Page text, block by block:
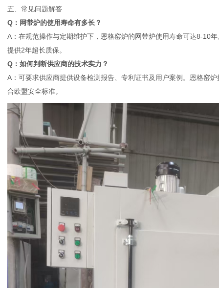
五、常见问题解答
Q：网带炉的使用寿命有多长？
A：在规范操作与定期维护下，恩格窑炉的网带炉使用寿命可达8-10
提供2年超长质保。
Q：如何判断供应商的技术实力？
A：可要求供应商提供设备检测报告、专利证书及用户案例。恩格窑
合欧盟安全标准。